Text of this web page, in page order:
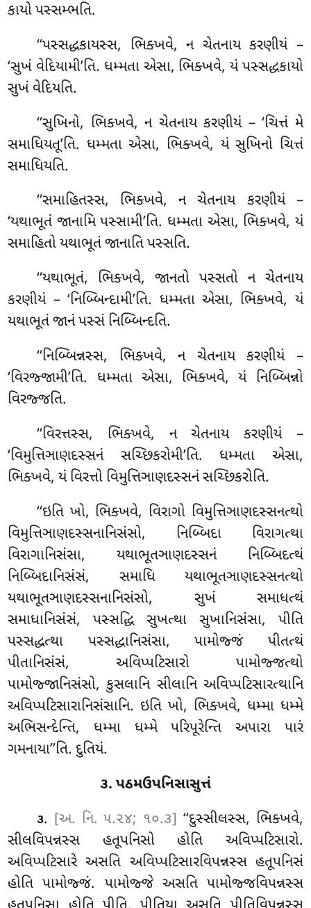
કાયો પસ્સમ્ભતિ.
‘‘પસ્સદ્ધકાયસ્સ, ભિક્ખવે, ન ચેતનાય કરણીયં –
‘સુખં વેદિયામી’તિ. ધમ્મતા એસા, ભિક્ખવે, યં પસ્સદ્ધકાયો
સુખં વેદિયતિ.
‘‘સુખિનો, ભિક્ખવે, ન ચેતનાય કરણીયં – ‘ચિત્તં મે
સમાધિયતૂ’તિ. ધમ્મતા એસા, ભિક્ખવે, યં સુખિનો ચિત્તં
સમાધિયતિ.
‘‘સમાહિતસ્સ, ભિક્ખવે, ન ચેતનાય કરણીયં –
‘યથાભૂતં જાનામિ પસ્સામી’તિ. ધમ્મતા એસા, ભિક્ખવે, યં
સમાહિતો યથાભૂતં જાનાતિ પસ્સતિ.
‘‘યથાભૂતં, ભિક્ખવે, જાનતો પસ્સતો ન ચેતનાય
કરણીયં – ‘નિબ્બિન્દામી’તિ. ધમ્મતા એસા, ભિક્ખવે, યં
યથાભૂતં જાનં પસ્સં નિબ્બિન્દતિ.
‘‘નિબ્બિન્નસ્સ, ભિક્ખવે, ન ચેતનાય કરણીયં –
‘વિરજ્જામી’તિ. ધમ્મતા એસા, ભિક્ખવે, યં નિબ્બિન્નો
વિરજ્જતિ.
‘‘વિરત્તસ્સ, ભિક્ખવે, ન ચેતનાય કરણીયં –
‘વિમુત્તિઞાણદસ્સનં સચ્છિકરોમી’તિ. ધમ્મતા એસા,
ભિક્ખવે, યં વિરત્તો વિમુત્તિઞાણદસ્સનં સચ્છિકરોતિ.
‘‘ઇતિ ખો, ભિક્ખવે, વિરાગો વિમુત્તિઞાણદસ્સનત્થો
વિમુત્તિઞાણદસ્સનાનિસંસો, નિબ્બિદા વિરાગત્થા
વિરાગાનિસંસા, યથાભૂતઞાણદસ્સનં નિબ્બિદત્થં
નિબ્બિદાનિસંસં, સમાધિ યથાભૂતઞાણદસ્સનત્થો
યથાભૂતઞાણદસ્સનાનિસંસો, સુખં સમાધત્થં
સમાધાનિસંસં, પસ્સદ્ધિ સુખત્થા સુખાનિસંસા, પીતિ
પસ્સદ્ધત્થા પસ્સદ્ધાનિસંસા, પામોજ્જં પીતત્થં
પીતાનિસંસં, અવિપ્પટિસારો પામોજ્જત્થો
પામોજ્જાનિસંસો, કુસલાનિ સીલાનિ અવિપ્પટિસારત્થાનિ
અવિપ્પટિસારાનિસંસાનિ. ઇતિ ખો, ભિક્ખવે, ધમ્મા ધમ્મે
અભિસન્દેન્તિ, ધમ્મા ધમ્મે પરિપૂરેન્તિ અપારા પારં
ગમનાયા’’તિ. દુતિયં.
૩. પઠમઉપનિસાસુત્તં
૩. [અ. નિ. ૫.૨૪; ૧૦.૩] ‘‘દુસ્સીલસ્સ, ભિક્ખવે,
સીલવિપન્નસ્સ હતૂપનિસો હોતિ અવિપ્પટિસારો.
અવિપ્પટિસારે અસતિ અવિપ્પટિસારવિપન્નસ્સ હતૂપનિસં
હોતિ પામોજ્જં. પામોજ્જે અસતિ પામોજ્જવિપન્નસ્સ